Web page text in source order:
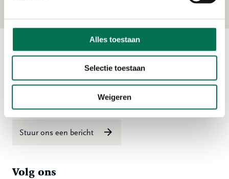
Alles toestaan
Selectie toestaan
Weigeren
Ma t/m vr 08:00 tot 16:30 uur
Stuur ons een bericht
Volg ons